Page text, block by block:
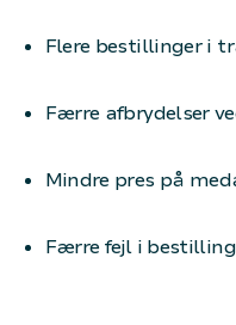
Flere bestillinger i
Færre afbrydelser
Mindre pres på
Færre fejl i